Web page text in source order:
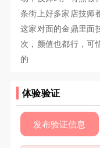
条街上好多家店技师
这家对面的金鼎里面
次，颜值也都行，可
的
体验验证
发布验证信息